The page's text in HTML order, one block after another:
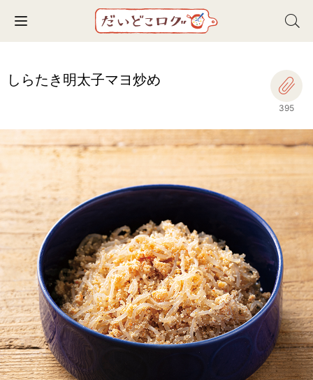
Toggle navigation
しらたき明太子マヨ炒め
395